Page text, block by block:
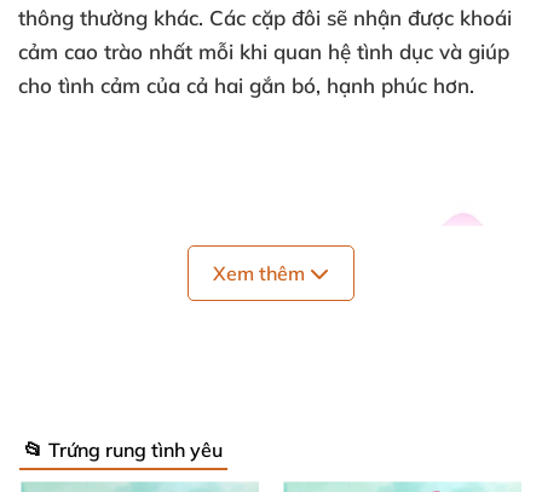
thông thường khác. Các cặp đôi sẽ nhận được khoái
cảm cao trào nhất mỗi khi quan hệ tình dục và giúp
cho tình cảm của cả hai gắn bó, hạnh phúc hơn.
Xem thêm
📂 Trứng rung tình yêu